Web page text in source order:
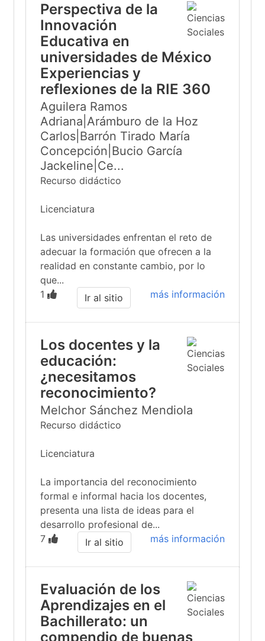
Perspectiva de la
Innovación
Educativa en
universidades de México
Experiencias y
reflexiones de la RIE 360
Aguilera Ramos
Adriana|Arámburo de la Hoz
Carlos|Barrón Tirado María
Concepción|Bucio García
Jackeline|Ce...
Recurso didáctico
Licenciatura
Las universidades enfrentan el reto de
adecuar la formación que ofrecen a la
realidad en constante cambio, por lo
que...
1
más información
Ir al sitio
Los docentes y la
educación:
¿necesitamos
reconocimiento?
Melchor Sánchez Mendiola
Recurso didáctico
Licenciatura
La importancia del reconocimiento
formal e informal hacia los docentes,
presenta una lista de ideas para el
desarrollo profesional de...
7
más información
Ir al sitio
Evaluación de los
Aprendizajes en el
Bachillerato: un
compendio de buenas